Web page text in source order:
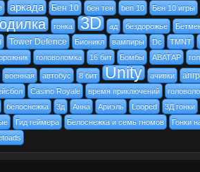
аркада Бен 10 бен тен ben 10 Бен 10 игры
гонка 3D ад бездорожье
Tower Defence Бионикл вампиры Dc TMNT
головоломка 16 бит Бомбы АВАТАР
военная автобус 8 бит Unity ачивки
Casino Royale время приключений
белоснежка 3д Анна Ариэль Looped
3Д гонки
Гид геймера Белоснежка и семь гномов
Гонки